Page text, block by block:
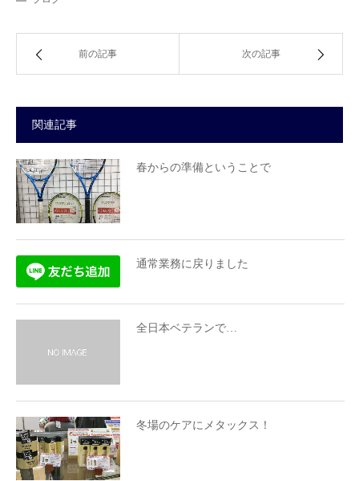
前の記事 次の記事
関連記事
春からの準備ということで
通常業務に戻りました
全日本ベテランで…
冬場のケアにメタックス！